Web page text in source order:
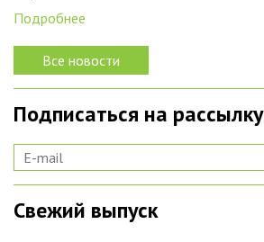
Подробнее
Все новости
Подписаться на рассылку
Свежий выпуск